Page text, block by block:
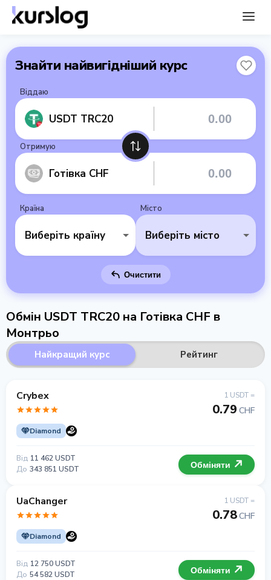
Знайти найвигідніший курс
Віддаю
USDT TRC20
Отримую
Готівка CHF
Країна
Виберіть країну
Місто
Виберіть місто
Очистити
Обмін USDT TRC20 на Готівка CHF в
Монтрьо
Найкращий курс Рейтинг
Crybex
Diamond
1 USDT =
0.79 CHF
Від 11 462 USDT
До 343 851 USDT Обміняти
UaChanger
Diamond
1 USDT =
0.78CHF
Від 12 750 USDT
До 54 582 USDT Обміняти